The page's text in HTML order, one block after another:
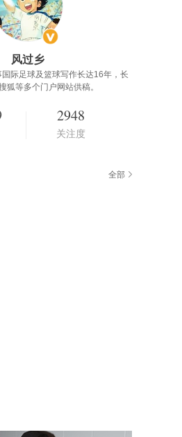
风过乡
际足球及篮球写作长达16年，长
狐等多个门户网站供稿。
2948
关注度
全部